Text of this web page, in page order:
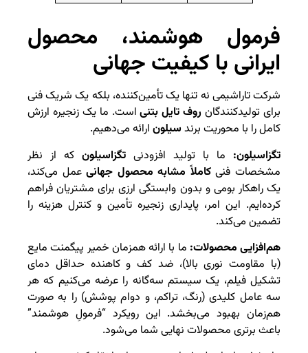
فرمول هوشمند، محصول
ایرانی با کیفیت جهانی
شرکت تاراشیمی نه تنها یک تأمین‌کننده، بلکه یک شریک فنی
برای تولیدکنندگان روف تایل بتنیاست. ما یک زنجیره ارزش
کامل را با محوریت برند سیلون ارائه می‌دهیم.
تگزاسیلون: ما با تولید افزودنی تگزاسیلون که از نظر
مشخصات فنیکاملاً مشابه محصول جهانیعمل می‌کند،
یک راهکار بومی و بدون وابستگی ارزی برای مشتریان فراهم
کرده‌ایم. این امر، پایداری زنجیره تأمین و کنترل هزینه را
تضمین می‌کند.
هم‌افزایی محصولات: ما با ارائه همزمان خمیر پیگمنت مایع
(با مقاومت نوری بالا)، ضد کف و کاهنده حداقل دمای
تشکیل فیلم، یک سیستم سه‌گانه را عرضه می‌کنیم که هر
سه عامل کلیدی (رنگ، تراکم، و دوام پوشش) را به صورت
هم‌زمان بهبود می‌بخشد. این رویکرد “فرمولِ هوشمند”
باعث برتری محصولات نهایی شما می‌شود.